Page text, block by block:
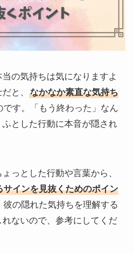
の気持ちは気になりますよ
と、 なかなか素直な気持ち
です。「もう終わった」なん
とした行動に本音が隠され
っとした行動や言葉から、
インを見抜くためのポイン
の隠れた気持ちを理解する
ないので、参考にしてくだ